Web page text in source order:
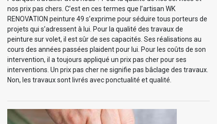
nos prix pas chers. C’est en ces termes que l’artisan WK
RENOVATION peinture 49 s’exprime pour séduire tous porteurs de
projets qui s’adressent à lui. Pour la qualité des travaux de
peinture sur volet, il est sûr de ses capacités. Ses réalisations au
cours des années passées plaident pour lui. Pour les coûts de son
intervention, il a toujours appliqué un prix pas cher pour ses
interventions. Un prix pas cher ne signifie pas bâclage des travaux.
Non, les travaux sont livrés avec ponctualité et qualité.